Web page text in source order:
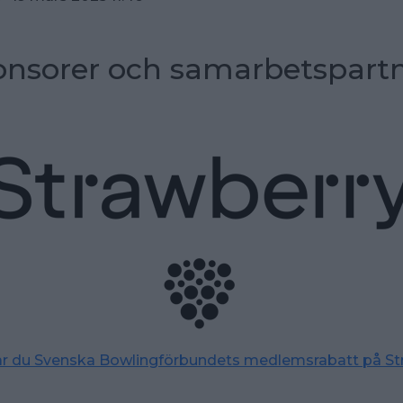
och
du Svenska Bowlingförbundets medlemsrabatt på